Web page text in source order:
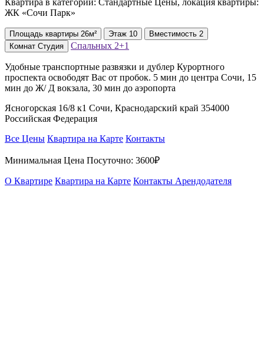
Квартира в категории: Стандартные Цены, локация квартиры:
ЖК «Сочи Парк»
Площадь квартиры 26м² Этаж 10 Вместимость 2
Комнат Студия Спальных 2+1
Удобные транспортные развязки и дублер Курортного
проспекта освободят Вас от пробок. 5 мин до центра Сочи, 15
мин до Ж/ Д вокзала, 30 мин до аэропорта
Ясногорская 16/8 к1 Сочи, Краснодарский край 354000
Российская Федерация
Все Цены Квартира на Карте Контакты
Минимальная Цена Посуточно: 3600₽
О Квартире Квартира на Карте Контакты Арендодателя